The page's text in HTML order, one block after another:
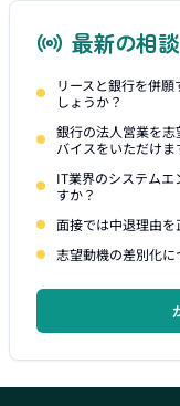
最新の相談
リースと銀行を併
しょうか？
銀行の法人営業を
バイスをいただけま
IT業界のシステムエ
すか？
面接では中退理由
志望動機の差別化